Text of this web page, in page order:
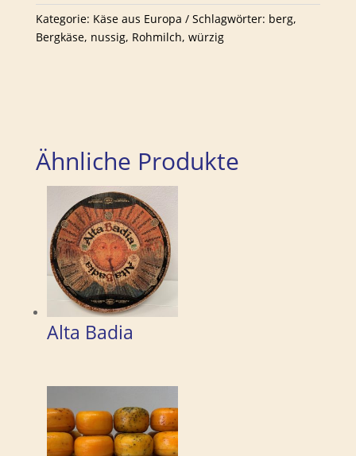
Kategorie: Käse aus Europa Schlagwörter: berg,
Bergkäse, nussig, Rohmilch, würzig
Ähnliche Produkte
Alta Badia